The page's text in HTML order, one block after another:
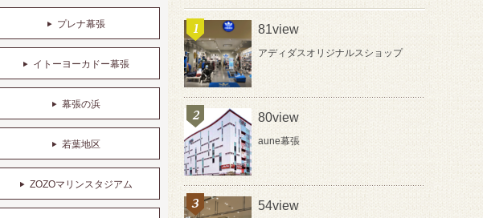
プレナ幕張
イトーヨーカドー幕張
幕張の浜
若葉地区
ZOZOマリンスタジアム
81view
アディダスオリジナルスショップ
80view
aune幕張
54view